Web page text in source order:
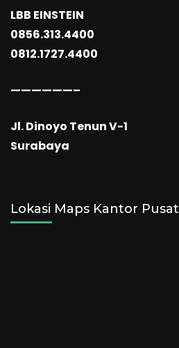
LBB EINSTEIN
0856.313.4400
0812.1727.4400
——————–
Jl. Dinoyo Tenun V-1
Surabaya
Lokasi Maps Kantor Pusat